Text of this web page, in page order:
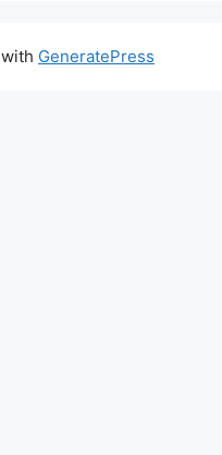
GeneratePress